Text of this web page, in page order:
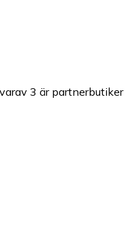
3 är